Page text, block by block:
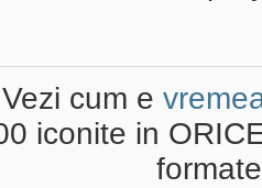
Vezi cum e
iconite in